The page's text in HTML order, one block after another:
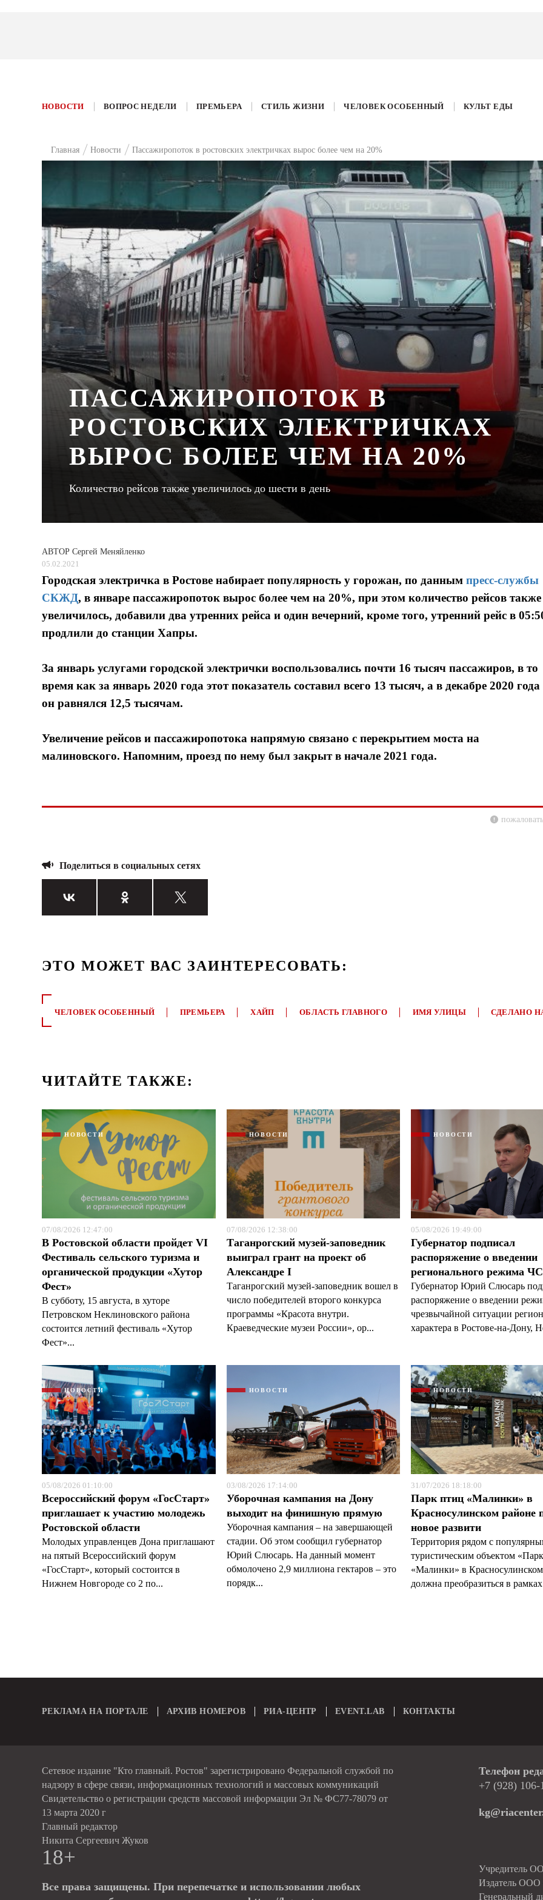
НОВОСТИ ВОПРОС НЕДЕЛИ ПРЕМЬЕРА СТИЛЬ ЖИЗНИ ЧЕЛОВЕК ОСОБЕННЫЙ КУЛЬТ ЕДЫ
Главная Новости Пассажиропоток в ростовских электричках вырос более чем на 20%
ПАССАЖИРОПОТОК В
РОСТОВСКИХ ЭЛЕКТРИЧКАХ
ВЫРОС БОЛЕЕ ЧЕМ НА 20%
Количество рейсов также увеличилось до шести в день
АВТОР Сергей Меняйленко
05.02.2021
Городская электричка в Ростове набирает популярность у горожан, по данным пресс-службы
СКЖД, в январе пассажиропоток вырос более чем на 20%, при этом количество рейсов также
увеличилось, добавили два утренних рейса и один вечерний, кроме того, утренний рейс в
продлили до станции Хапры.
За январь услугами городской электрички воспользовались почти 16 тысяч пассажиров, в то
время как за январь 2020 года этот показатель составил всего 13 тысяч, а в декабре 2020 года
он равнялся 12,5 тысячам.
Увеличение рейсов и пассажиропотока напрямую связано с перекрытием моста на
малиновского. Напомним, проезд по нему был закрыт в начале 2021 года.
Поделиться в социальных сетях
ЭТО МОЖЕТ ВАС ЗАИНТЕРЕСОВАТЬ:
ЧЕЛОВЕК ОСОБЕННЫЙ ПРЕМЬЕРА ХАЙП ОБЛАСТЬ ГЛАВНОГО ИМЯ УЛИЦЫ СДЕЛАНО
ЧИТАЙТЕ ТАКЖЕ:
НОВОСТИ
07/08/2026 12:47:00
В Ростовской области пройдет VI
Фестиваль сельского туризма и
органической продукции «Хутор
Фест»
В субботу, 15 августа, в хуторе
Петровском Неклиновского района
состоится летний фестиваль «Хутор
Фест»...
НОВОСТИ
07/08/2026 12:38:00
Таганрогский музей-заповедник
выиграл грант на проект об
Александре I
Таганрогский музей-заповедник вошел в
число победителей второго конкурса
программы «Красота внутри.
Краеведческие музеи России», ор...
НОВОСТИ
05/08/2026 19:49:00
Губернатор подписал
распоряжение о введении
регионального режима ЧС
Губернатор Юрий Слюсарь
распоряжение о введении
чрезвычайной ситуации
характера в Ростове-на-Дону,
НОВОСТИ
05/08/2026 01:10:00
Всероссийский форум «ГосСтарт»
приглашает к участию молодежь
Ростовской области
Молодых управленцев Дона приглашают
на пятый Всероссийский форум
«ГосСтарт», который состоится в
Нижнем Новгороде со 2 по...
НОВОСТИ
03/08/2026 17:14:00
Уборочная кампания на Дону
выходит на финишную прямую
Уборочная кампания – на завершающей
стадии. Об этом сообщил губернатор
Юрий Слюсарь. На данный момент
обмолочено 2,9 миллиона гектаров – это
порядк...
НОВОСТИ
31/07/2026 18:18:00
Парк птиц «Малинки» в
Красносулинском районе
новое развити
Территория рядом с
туристическим объектом
«Малинки» в
должна преобразиться в
Я согласен сполитикой конфиденциальности и защиты информации*
РЕКЛАМА НА ПОРТАЛЕ АРХИВ НОМЕРОВ РИА-ЦЕНТР EVENT.LAB КОНТАКТЫ
Сетевое издание "Кто главный. Ростов" зарегистрировано Федеральной службой по
надзору в сфере связи, информационных технологий и массовых коммуникаций
Свидетельство о регистрации средств массовой информации Эл № ФС77-78079 от
13 марта 2020 г
Главный редактор
Никита Сергеевич Жуков
18+
Все права защищены. При перепечатке и использовании любых
Телефон
+7 (928) 106-
Учредитель
Издатель
Генеральный
Я согласен сполитикой конфиденциальности и защиты информации*